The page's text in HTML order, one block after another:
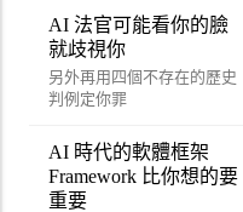
AI 法官可能看你的臉
就歧視你
另外再用四個不存在的歷史
判例定你罪
AI 時代的軟體框架
Framework 比你想的要
重要